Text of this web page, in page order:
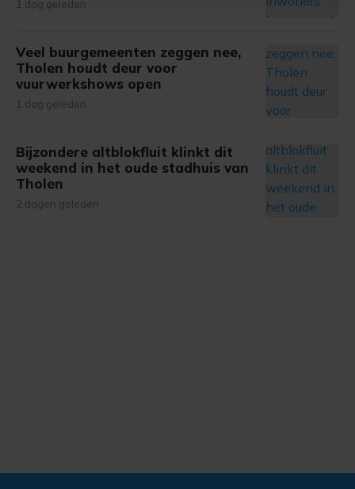
bezoek makkelijker en persoonlijker. Op
gemaakte keuze altijd wijzigen of intrekken.
1 dag geleden
Veel buurgemeenten zeggen nee,
Tholen houdt deur voor
vuurwerkshows open
1 dag geleden
Bijzondere altblokfluit klinkt dit
weekend in het oude stadhuis van
Tholen
2 dagen geleden